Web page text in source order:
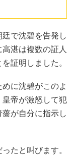
で沈碧を告発し
湛は複数の証人
証明しました。
に沈碧がこのよ
皇帝が激怒して犯
が自分に指示し
たと叫びます。